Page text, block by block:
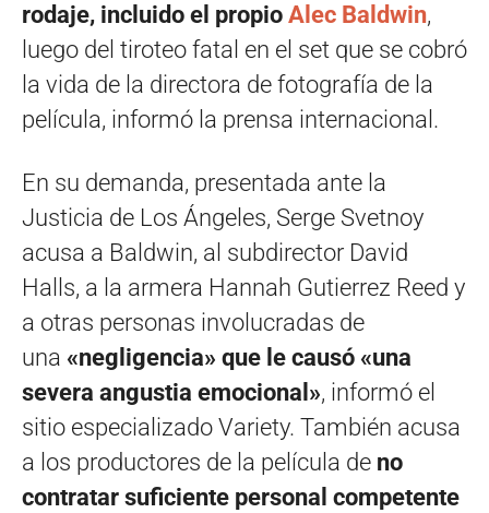
rodaje, incluido el propio Alec Baldwin,
luego del tiroteo fatal en el set que se cobró
la vida de la directora de fotografía de la
película, informó la prensa internacional.
En su demanda, presentada ante la
Justicia de Los Ángeles, Serge Svetnoy
acusa a Baldwin, al subdirector David
Halls, a la armera Hannah Gutierrez Reed y
a otras personas involucradas de
una «negligencia» que le causó «una
severa angustia emocional», informó el
sitio especializado Variety. También acusa
a los productores de la película de no
contratar suficiente personal competente